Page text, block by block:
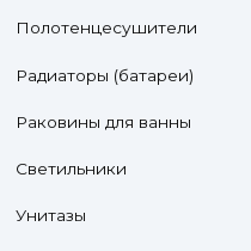
Полотенцесушители
Радиаторы (батареи)
Раковины для ванны
Светильники
Унитазы